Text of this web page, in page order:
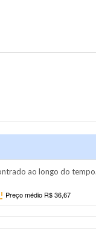
ao longo do tempo.